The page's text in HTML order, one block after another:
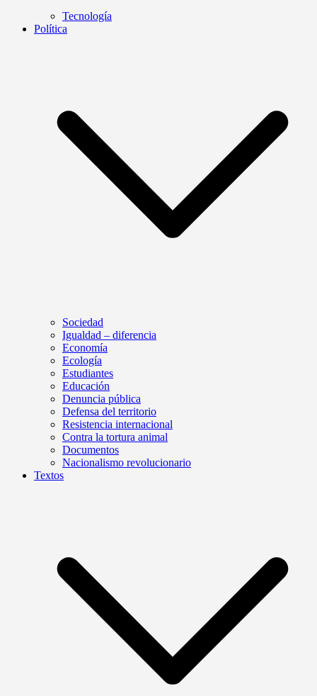
Tecnología
Política
Sociedad
Igualdad – diferencia
Economía
Ecología
Estudiantes
Educación
Denuncia pública
Defensa del territorio
Resistencia internacional
Contra la tortura animal
Documentos
Nacionalismo revolucionario
Textos